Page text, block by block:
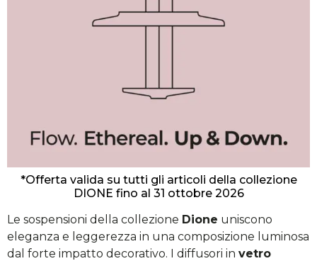
*Offerta valida su tutti gli articoli della collezione
DIONE fino al 31 ottobre 2026
Le sospensioni della collezione Dione uniscono
eleganza e leggerezza in una composizione luminosa
dal forte impatto decorativo. I diffusori in vetro